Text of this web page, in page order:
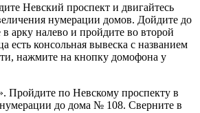
Невский проспект и двигайтесь
нумерации домов. Дойдите до
арку налево и пройдите во второй
есть консольная вывеска с названием
нажмите на кнопку домофона у
Пройдите по Невскому проспекту в
до дома № 108. Сверните в